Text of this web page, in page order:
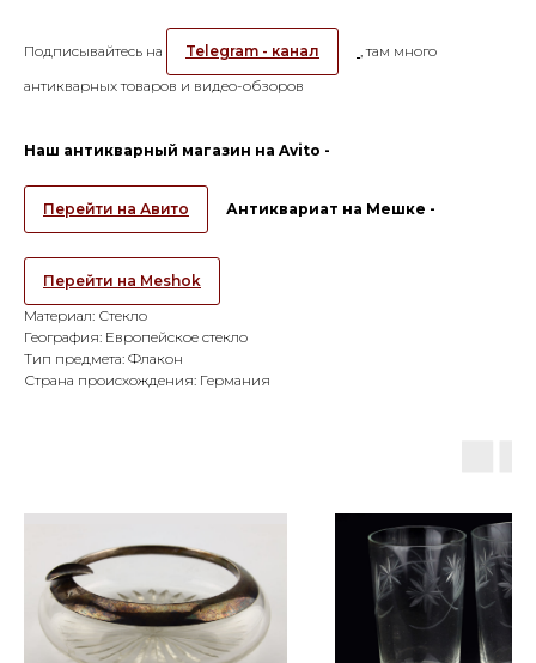
Подписывайтесь на Telegram - канал
, там много
антикварных товаров и видео-обзоров
Наш антикварный магазин на Avito -
Перейти на Авито Антиквариат на Мешке -
Перейти на Meshok
Материал: Стекло
География: Европейское стекло
Тип предмета: Флакон
Страна происхождения: Германия